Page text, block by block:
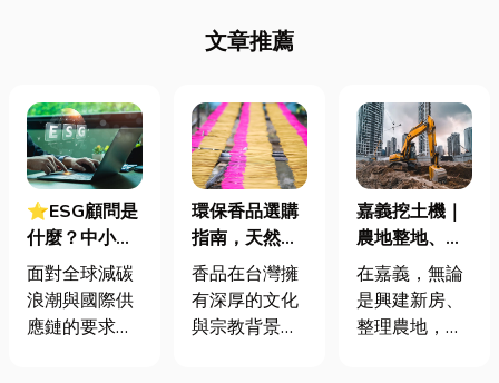
文章推薦
⭐ESG顧問是
什麼？中小企
業挑選四大永
續顧問服務的
實用指南
面對全球減碳
浪潮與國際供
應鏈的要求，
環保香品選購
指南，天然香
材打造純淨香
氣，一次了解
天然低煙香品
香品在台灣擁
有深厚的文化
與宗教背景，
嘉義挖土機｜
農地整地、基
地開挖、土方
清運
在嘉義，無論
是興建新房、
整理農地，還